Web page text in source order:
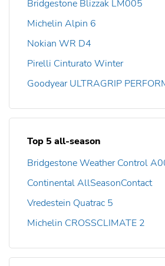
Bridgestone Blizzak LM005
Michelin Alpin 6
Nokian WR D4
Pirelli Cinturato Winter
Goodyear ULTRAGRIP
Top 5 all-season
Bridgestone Weather Control
Continental AllSeasonContact
Vredestein Quatrac 5
Michelin CROSSCLIMATE 2